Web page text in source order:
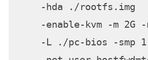
    -hda ./rootfs.img
-enable-kvm -m 2G
    -L ./pc-bios -smp 1